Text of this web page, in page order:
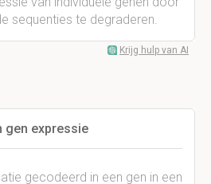
sequenties te degraderen.
Krijg hulp van AI
gen expressie
gecodeerd in een gen in een